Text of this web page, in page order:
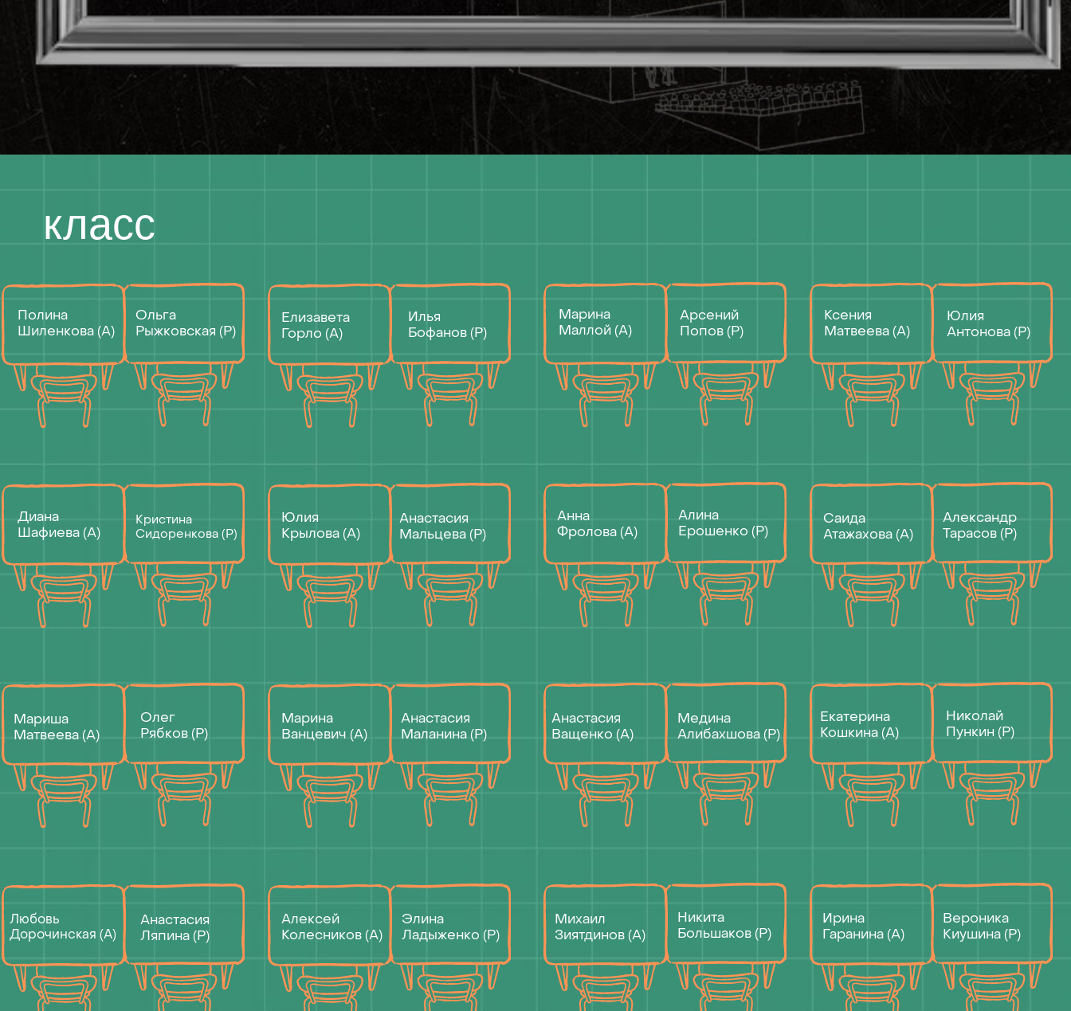
Мария
Макеева (Р)
Дарья
Василевская (А)
Зарина
Бахтиева (Р)
Карина
Крутских (А)
Элина
Ладыженко (Р)
Алексей
Колесников (А)
Анастасия
Ляпина (Р)
Любовь
Анастасия
Маланина (Р)
Марина
Ванцевич (А)
Олег
Рябков (Р)
Мариша
Матвеева (А)
Анастасия
Мальцева (Р)
Юлия
Крылова (А)
Кристина
Сидоренкова (Р)
Диана
Шафиева (А)
Рыжковская (Р)
Шиленкова (А)
Екатерина Щербинина
(Р)
Каплан (А)
Галина
Резникова (Р)
Рамазанова (А)
Вероника
Ирина
Гаранина (А)
Никита
Большаков (Р)
Михаил
Зиятдинов (А)
Пункин (Р)
Екатерина
Кошкина (А)
Медина
Алибахшова (Р)
Анастасия
Ващенко (А)
Александр
Тарасов (Р)
Саида
Атажахова (А)
Алина
Ерошенко (Р)
Анна
Фролова (А)
класс